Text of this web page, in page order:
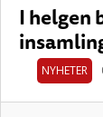
I helgen
NYHETER